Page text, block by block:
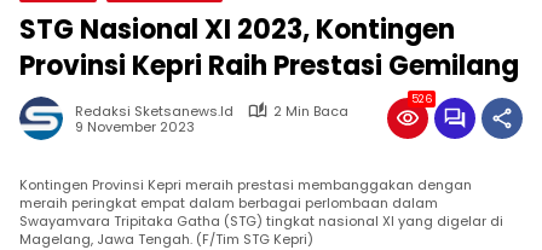
STG Nasional XI 2023, Kontingen
Provinsi Kepri Raih Prestasi Gemilang
Redaksi Sketsanews.id
2 Min Baca
9 November 2023
526
Kontingen Provinsi Kepri meraih prestasi membanggakan dengan
meraih peringkat empat dalam berbagai perlombaan dalam
Swayamvara Tripitaka Gatha (STG) tingkat nasional XI yang digelar di
Magelang, Jawa Tengah. (F/Tim STG Kepri)